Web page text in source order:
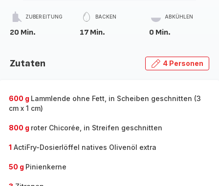
ZUBEREITUNG
20 Min.
BACKEN
17 Min.
ABKÜHLEN
0 Min.
Zutaten 4 Personen
600 g Lammlende ohne Fett, in Scheiben geschnitten (3
cm x 1 cm)
800 g roter Chicorée, in Streifen geschnitten
1 ActiFry-Dosierlöffel natives Olivenöl extra
50 g Pinienkerne